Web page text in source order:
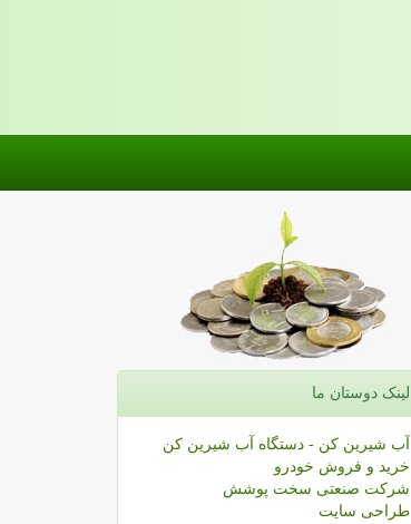
لینک دوستان ما
آب شیرین کن - دستگاه آب شیرین کن
خرید و فروش خودرو
شرکت صنعتی سخت پوشش
طراحی سایت